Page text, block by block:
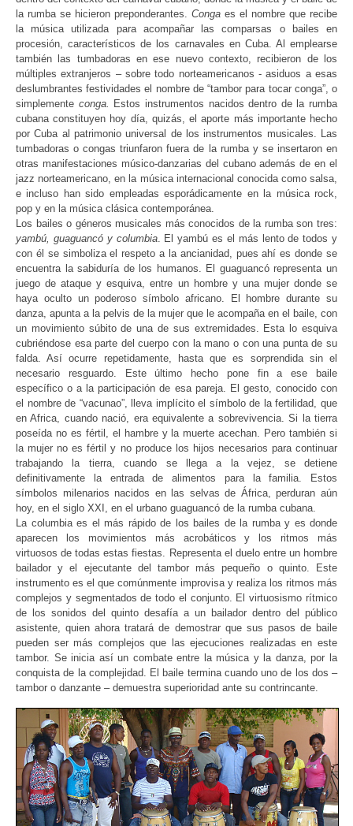
la rumba se hicieron preponderantes. Conga es el nombre que recibe
la música utilizada para acompañar las comparsas o bailes en
procesión, característicos de los carnavales en Cuba. Al emplearse
también las tumbadoras en ese nuevo contexto, recibieron de los
múltiples extranjeros – sobre todo norteamericanos - asiduos a esas
deslumbrantes festividades el nombre de “tambor para tocar conga”, o
simplemente conga.
Estos instrumentos nacidos dentro de la rumba
cubana constituyen hoy día, quizás, el aporte más importante hecho
por Cuba al patrimonio universal de los instrumentos musicales. Las
tumbadoras o congas triunfaron fuera de la rumba y se insertaron en
otras manifestaciones músico-danzarias del cubano además de en el
jazz norteamericano, en la música internacional conocida como salsa,
e incluso han sido empleadas esporádicamente en la música rock,
pop y en la música clásica contemporánea.
Los bailes o géneros musicales más conocidos de la rumba son tres:
yambú, guaguancóycolumbia. El yambú es el más lento de todos y
con él se simboliza el respeto a la ancianidad, pues ahí es donde se
encuentra la sabiduría de los humanos. El guaguancó representa un
juego de ataque y esquiva, entre un hombre y una mujer donde se
haya oculto un poderoso símbolo africano. El hombre durante su
danza, apunta a la pelvis de la mujer que le acompaña en el baile, con
un movimiento súbito de una de sus extremidades. Esta lo esquiva
cubriéndose esa parte del cuerpo con la mano o con una punta de su
falda.Así ocurre repetidamente, hasta que es sorprendida sin el
necesario resguardo. Este último hecho pone fin a ese baile
específico o a la participación de esa pareja. El gesto, conocido con
el nombre de “vacunao”, lleva implícito el símbolo de la fertilidad, que
en Africa, cuando nació, era equivalente a sobrevivencia. Si la tierra
poseída no es fértil, el hambre y la muerte acechan. Pero también si
la mujer no es fértil y no produce los hijos necesarios para continuar
trabajando la tierra, cuando se llega a la vejez, se detiene
definitivamente la entrada de alimentos para la familia. Estos
símbolos milenarios nacidos en las selvas de África, perduran aún
hoy, en el siglo XXI, en el urbano guaguancó de la rumba cubana.
La columbia es el más rápido de los bailes de la rumba y es donde
aparecen los movimientos más acrobáticos y los ritmos más
virtuosos de todas estas fiestas. Representa el duelo entre un hombre
bailador y el ejecutante del tambor más pequeño o quinto. Este
instrumento es el que comúnmente improvisa y realiza los ritmos más
complejos y segmentados de todo el conjunto. El virtuosismo rítmico
de los sonidos del quinto desafía a un bailador dentro del público
asistente, quien ahora tratará de demostrar que sus pasos de baile
pueden ser más complejos que las ejecuciones realizadas en este
tambor. Se inicia así un combate entre la música y la danza, por la
conquista de la complejidad. El baile termina cuando uno de los dos –
tambor o danzante – demuestra superioridad ante su contrincante.